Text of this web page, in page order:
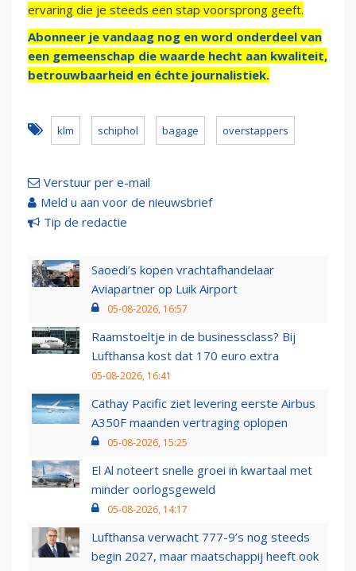
ervaring die je steeds een stap voorsprong geeft.
Abonneer je vandaag nog en word onderdeel van
een gemeenschap die waarde hecht aan kwaliteit,
betrouwbaarheid en échte journalistiek.
klm schiphol bagage overstappers
Verstuur per e-mail
Meld u aan voor de nieuwsbrief
Tip de redactie
Saoedi’s kopen vrachtafhandelaar
Aviapartner op Luik Airport
05-08-2026, 16:57
Raamstoeltje in de businessclass? Bij
Lufthansa kost dat 170 euro extra
05-08-2026, 16:41
Cathay Pacific ziet levering eerste Airbus
A350F maanden vertraging oplopen
05-08-2026, 15:25
El Al noteert snelle groei in kwartaal met
minder oorlogsgeweld
05-08-2026, 14:17
Lufthansa verwacht 777-9’s nog steeds
begin 2027, maar maatschappij heeft ook